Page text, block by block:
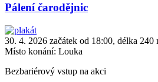
Pálení čarodějnic
30. 4. 2026 začátek od 18:00, délka 240
Místo konání: Louka
Bezbariérový vstup na akci